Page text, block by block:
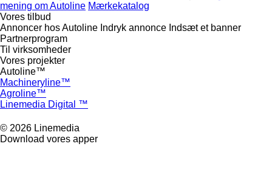
mening om Autoline Mærkekatalog
Vores tilbud
Annoncer hos Autoline Indryk annonce Indsæt et banner
Partnerprogram
Til virksomheder
Vores projekter
Autoline™
Machineryline™
Agroline™
Linemedia Digital ™
© 2026 Linemedia
Download vores apper